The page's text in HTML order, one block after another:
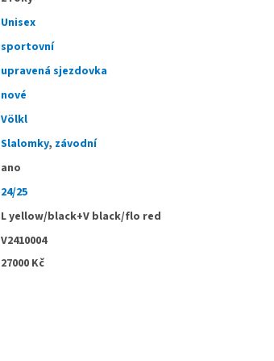
Unisex
sportovní
upravená sjezdovka
nové
Völkl
Slalomky, závodní
ano
24/25
L yellow/black+V black/flo red
V2410004
27000 Kč